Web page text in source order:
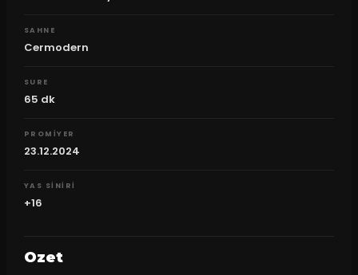
SAHNE
Cermodern
SURE
65 dk
PROMIYER
23.12.2024
YAS SINIRI
+16
Ozet